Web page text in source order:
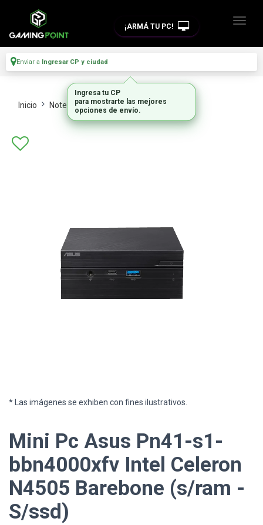
¡ARMÁ TU PC!
Enviar a Ingresar CP y ciudad
Inicio Notebooks Mini Pc
* Las imágenes se exhiben con fines ilustrativos.
Mini Pc Asus Pn41-s1-
bbn4000xfv Intel Celeron
N4505 Barebone (s/ram -
S/ssd)
Ingresa tu CP
para mostrarte las mejores
opciones de envío.